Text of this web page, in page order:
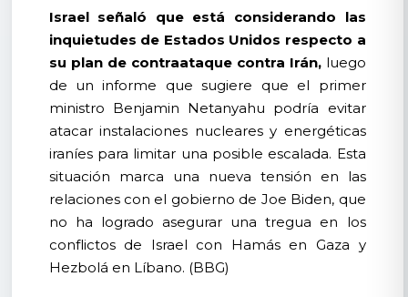
Israel señaló que está considerando las
inquietudes de Estados Unidos respecto a
su plan de contraataque contra Irán,luego
de un informe que sugiere que el primer
ministro Benjamin Netanyahu podría evitar
atacar instalaciones nucleares y energéticas
iraníes para limitar una posible escalada. Esta
situación marca una nueva tensión en las
relaciones con el gobierno de Joe Biden, que
no ha logrado asegurar una tregua en los
conflictos de Israel con Hamás en Gaza y
Hezbolá en Líbano. (BBG)